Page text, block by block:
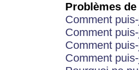
Problèmes
Comment
Comment
Comment
Comment